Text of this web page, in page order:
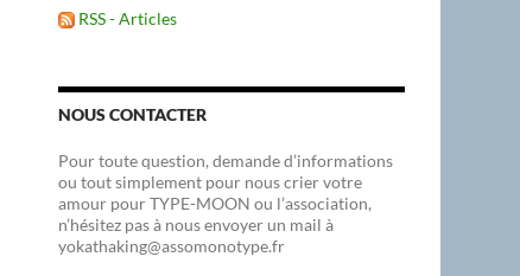
RSS - Articles
NOUS CONTACTER
Pour toute question, demande d’informations
ou tout simplement pour nous crier votre
amour pour TYPE-MOON ou l’association,
n’hésitez pas à nous envoyer un mail à
yokathaking@assomonotype.fr